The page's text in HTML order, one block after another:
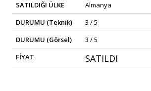
SATILDIĞI ÜLKE
Almanya
DURUMU (Teknik)
3 / 5
DURUMU (Görsel)
3 / 5
FİYAT
SATILDI